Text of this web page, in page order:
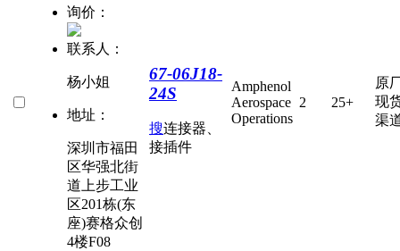
询价：
联系人：
杨小姐
地址：
深圳市福田
区华强北街
道上步工业
区201栋(东
座)赛格众创
4楼F08
67-06J18-
24S
搜连接器、
接插件
Amphenol
Aerospace
Operations
2 25+
原
现
渠